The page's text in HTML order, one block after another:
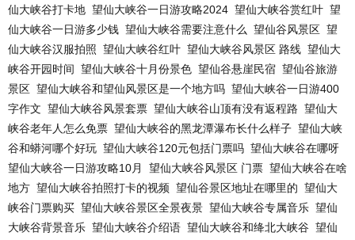
仙大峡谷打卡地 望仙大峡谷一日游攻略2024 望仙大峡谷赏红叶 望
仙大峡谷一日游多少钱 望仙大峡谷需要注意什么 望仙谷风景区 望
仙大峡谷汉服拍照 望仙大峡谷红叶 望仙大峡谷风景区 路线 望仙大
峡谷开园时间 望仙大峡谷十月份景色 望仙谷悬崖民宿 望仙谷旅游
景区 望仙大峡谷和望仙风景区是一个地方吗 望仙大峡谷一日游400
字作文 望仙大峡谷风景套票 望仙大峡谷山顶有没有返程路 望仙大
峡谷老年人怎么免票 望仙大峡谷的黑龙潭瀑布长什么样子 望仙大峡
谷和蟒河哪个好玩 望仙大峡谷120元包括门票吗 望仙大峡谷在哪呀
望仙大峡谷一日游攻略10月
望仙大峡谷风景区 门票 望仙大峡谷在啥
地方 望仙大峡谷拍照打卡的视频 望仙谷景区地址在哪里的 望仙大
峡谷门票购买 望仙大峡谷景区全景夜景 望仙大峡谷专属音乐 望仙
大峡谷背景音乐 望仙大峡谷介绍语 望仙大峡谷和绛北大峡谷 望仙